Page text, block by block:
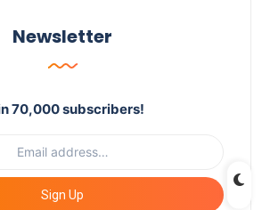
Newsletter
70,000 subscribers!
Sign Up